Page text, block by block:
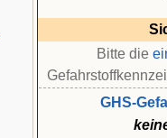
Bitte die
GHS-